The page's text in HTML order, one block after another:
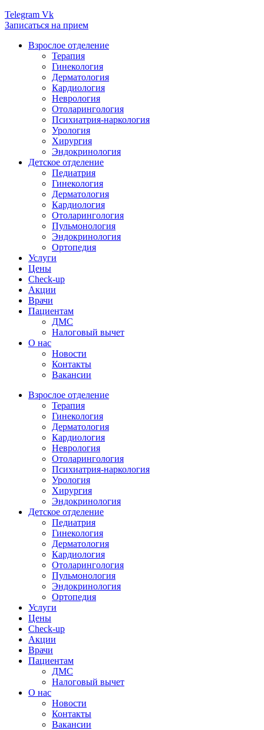
Telegram Vk
Записаться на прием
Взрослое отделение
Терапия
Гинекология
Дерматология
Кардиология
Неврология
Отоларингология
Психиатрия-наркология
Урология
Хирургия
Эндокринология
Детское отделение
Педиатрия
Гинекология
Дерматология
Кардиология
Отоларингология
Пульмонология
Эндокринология
Ортопедия
Услуги
Цены
Check-up
Акции
Врачи
Пациентам
ДМС
Налоговый вычет
О нас
Новости
Контакты
Вакансии
Взрослое отделение
Терапия
Гинекология
Дерматология
Кардиология
Неврология
Отоларингология
Психиатрия-наркология
Урология
Хирургия
Эндокринология
Детское отделение
Педиатрия
Гинекология
Дерматология
Кардиология
Отоларингология
Пульмонология
Эндокринология
Ортопедия
Услуги
Цены
Check-up
Акции
Врачи
Пациентам
ДМС
Налоговый вычет
О нас
Новости
Контакты
Вакансии